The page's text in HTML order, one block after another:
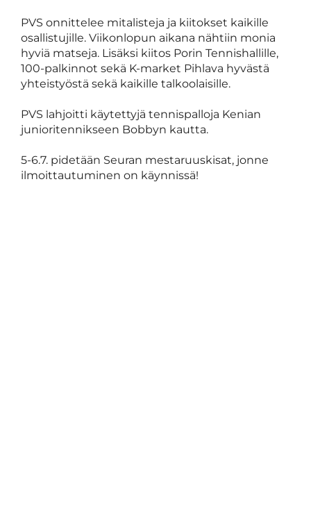
PVS onnittelee mitalisteja ja kiitokset kaikille
osallistujille. Viikonlopun aikana nähtiin monia
hyviä matseja. Lisäksi kiitos Porin Tennishallille,
100-palkinnot sekä K-market Pihlava hyvästä
yhteistyöstä sekä kaikille talkoolaisille.
PVS lahjoitti käytettyjä tennispalloja Kenian
junioritennikseen Bobbyn kautta.
5-6.7. pidetään Seuran mestaruuskisat, jonne
ilmoittautuminen on käynnissä!